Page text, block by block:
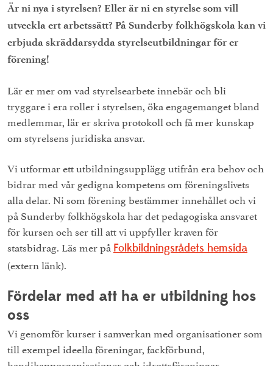
Är ni nya i styrelsen? Eller är ni en styrelse som vill
utveckla ert arbetssätt? På Sunderby folkhögskola kan vi
erbjuda skräddarsydda styrelseutbildningar för er
förening!
Lär er mer om vad styrelsearbete innebär och bli
tryggare i era roller i styrelsen, öka engagemanget bland
medlemmar, lär er skriva protokoll och få mer kunskap
om styrelsens juridiska ansvar.
Vi utformar ett utbildningsupplägg utifrån era behov och
bidrar med vår gedigna kompetens om föreningslivets
alla delar. Ni som förening bestämmer innehållet och vi
på Sunderby folkhögskola har det pedagogiska ansvaret
för kursen och ser till att vi uppfyller kraven för
statsbidrag. Läs mer på Folkbildningsrådets hemsida
(extern länk).
Fördelar med att ha er utbildning hos
oss
Vi genomför kurser i samverkan med organisationer som
till exempel ideella föreningar, fackförbund,